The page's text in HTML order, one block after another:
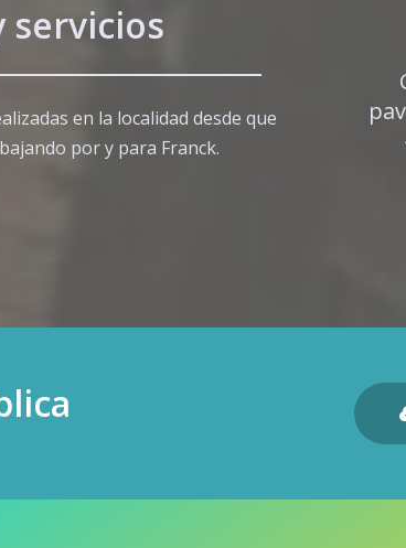
servicios
en la localidad desde que
por y para Franck.